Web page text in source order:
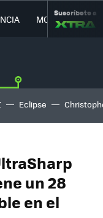
MOVILIDAD
Suscríbete a
Eclipse
un 28
en el